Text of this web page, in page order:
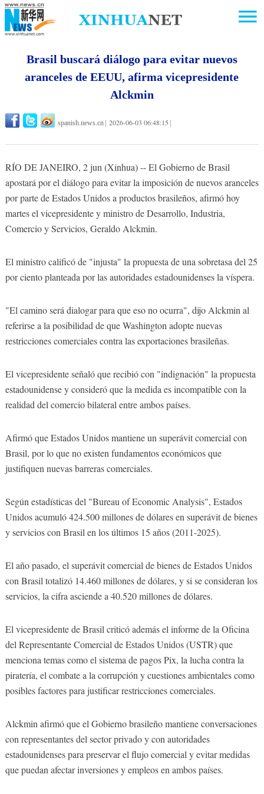
Brasil buscará diálogo para evitar nuevos
aranceles de EEUU, afirma vicepresidente
Alckmin
spanish.news.cn 2026-06-03 06:48:15
RÍO DE JANEIRO, 2 jun (Xinhua) -- El Gobierno de Brasil
apostará por el diálogo para evitar la imposición de nuevos aranceles
por parte de Estados Unidos a productos brasileños, afirmó hoy
martes el vicepresidente y ministro de Desarrollo, Industria,
Comercio y Servicios, Geraldo Alckmin.
El ministro calificó de "injusta" la propuesta de una sobretasa del 25
por ciento planteada por las autoridades estadounidenses la víspera.
"El camino será dialogar para que eso no ocurra", dijo Alckmin al
referirse a la posibilidad de que Washington adopte nuevas
restricciones comerciales contra las exportaciones brasileñas.
El vicepresidente señaló que recibió con "indignación" la propuesta
estadounidense y consideró que la medida es incompatible con la
realidad del comercio bilateral entre ambos países.
Afirmó que Estados Unidos mantiene un superávit comercial con
Brasil, por lo que no existen fundamentos económicos que
justifiquen nuevas barreras comerciales.
Según estadísticas del "Bureau of Economic Analysis", Estados
Unidos acumuló 424.500 millones de dólares en superávit de bienes
y servicios con Brasil en los últimos 15 años (2011-2025).
El año pasado, el superávit comercial de bienes de Estados Unidos
con Brasil totalizó 14.460 millones de dólares, y si se consideran los
servicios, la cifra asciende a 40.520 millones de dólares.
El vicepresidente de Brasil criticó además el informe de la Oficina
del Representante Comercial de Estados Unidos (USTR) que
menciona temas como el sistema de pagos Pix, la lucha contra la
piratería, el combate a la corrupción y cuestiones ambientales como
posibles factores para justificar restricciones comerciales.
Alckmin afirmó que el Gobierno brasileño mantiene conversaciones
con representantes del sector privado y con autoridades
estadounidenses para preservar el flujo comercial y evitar medidas
que puedan afectar inversiones y empleos en ambos países.